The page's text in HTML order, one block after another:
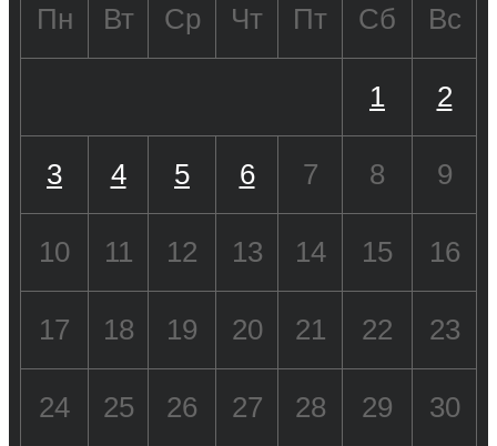
Пн Вт Ср Чт Пт Сб Вс
1 2
3 4 5 6 7 8 9
10 11 12 13 14 15 16
17 18 19 20 21 22 23
24 25 26 27 28 29 30